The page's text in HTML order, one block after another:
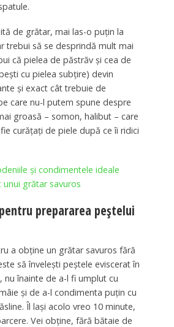
de grătar, mai las-o puțin la
trebui să se desprindă mult mai
că pielea de păstrăv și cea de
cu pielea subțire) devin
și exact cât trebuie de
care nu-l putem spune despre
groasă – somon, halibut – care
curățați de piele după ce îi ridici
și condimentele ideale
grătar savuros
prepararea peștelui
a obține un grătar savuros fără
să învelești peștele eviscerat în
nu înainte de a-l fi umplut cu
și de a-l condimenta puțin cu
Îl lași acolo vreo 10 minute,
Vei obține, fără bătaie de